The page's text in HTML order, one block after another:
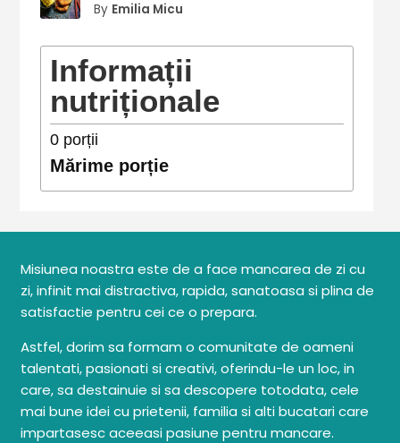
By Emilia Micu
Informații
nutriționale
0porții
Mărime porție
Misiunea noastra este de a face mancarea de zi cu
zi, infinit mai distractiva, rapida, sanatoasa si plina de
satisfactie pentru cei ce o prepara.
Astfel, dorim sa formam o comunitate de oameni
talentati, pasionati si creativi, oferindu-le un loc, in
care, sa destainuie si sa descopere totodata, cele
mai bune idei cu prietenii, familia si alti bucatari care
impartasesc aceeasi pasiune pentru mancare.